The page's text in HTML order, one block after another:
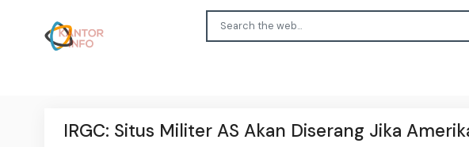
IRGC: Situs Militer AS Akan Diserang Jika